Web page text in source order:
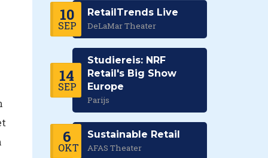
10
SEP
RetailTrends Live
DeLaMar Theater
14
SEP
Studiereis: NRF
Retail's Big Show
Europe
Parijs
6
OKT
Sustainable Retail
AFAS Theater